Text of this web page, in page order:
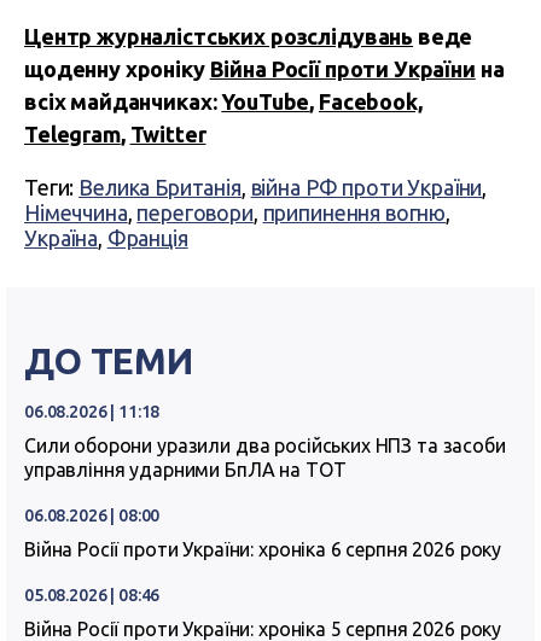
Центр журналістських розслідувань веде
щоденну хроніку Війна Росії проти України на
всіх майданчиках:YouTube, Facebook,
Telegram, Twitter
Теги: Велика Британія, війна РФ проти України,
Німеччина, переговори, припинення вогню,
Україна, Франція
ДО ТЕМИ
06.08.2026 | 11:18
Сили оборони уразили два російських НПЗ та засоби
управління ударними БпЛА на ТОТ
06.08.2026 | 08:00
Війна Росії проти України: хроніка 6 серпня 2026 року
05.08.2026 | 08:46
Війна Росії проти України: хроніка 5 серпня 2026 року